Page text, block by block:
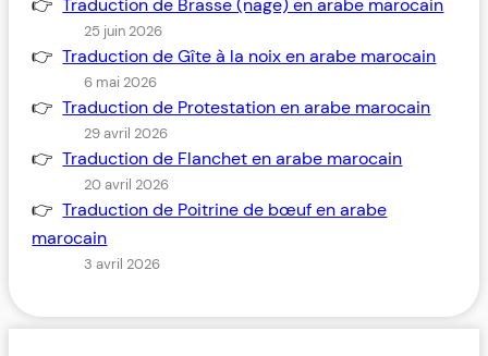
Traduction de Brasse (nage) en arabe marocain
25 juin 2026
Traduction de Gîte à la noix en arabe marocain
6 mai 2026
Traduction de Protestation en arabe marocain
29 avril 2026
Traduction de Flanchet en arabe marocain
20 avril 2026
Traduction de Poitrine de bœuf en arabe
marocain
3 avril 2026